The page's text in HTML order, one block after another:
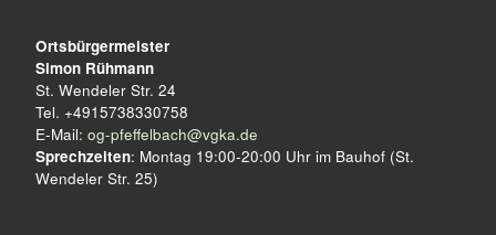
u
n
g
N
Ortsbürgermeister
Simon Rühmann
St. Wendeler Str. 24
Tel. +4915738330758
E-Mail: og-pfeffelbach@vgka.de
Sprechzeiten: Montag 19:00-20:00 Uhr im Bauhof (St.
Wendeler Str. 25)